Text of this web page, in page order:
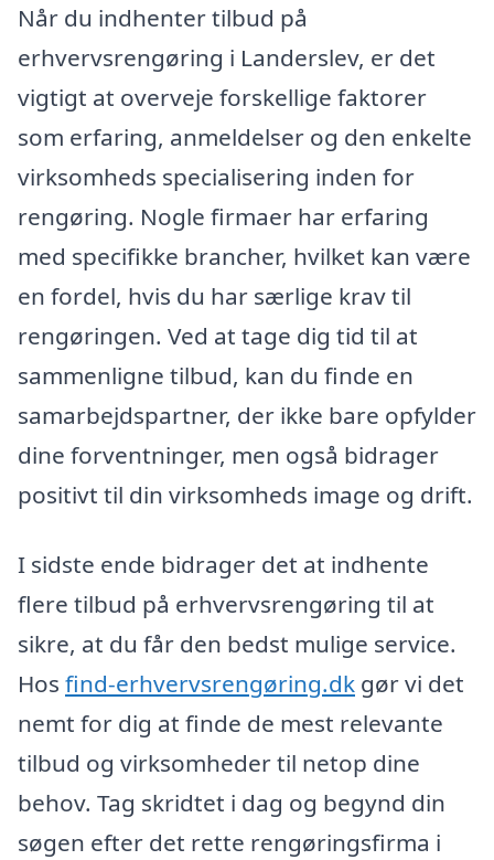
Når du indhenter tilbud på
erhvervsrengøring i Landerslev, er det
vigtigt at overveje forskellige faktorer
som erfaring, anmeldelser og den enkelte
virksomheds specialisering inden for
rengøring. Nogle firmaer har erfaring
med specifikke brancher, hvilket kan være
en fordel, hvis du har særlige krav til
rengøringen. Ved at tage dig tid til at
sammenligne tilbud, kan du finde en
samarbejdspartner, der ikke bare opfylder
dine forventninger, men også bidrager
positivt til din virksomheds image og drift.
I sidste ende bidrager det at indhente
flere tilbud på erhvervsrengøring til at
sikre, at du får den bedst mulige service.
Hos find-erhvervsrengøring.dk gør vi det
nemt for dig at finde de mest relevante
tilbud og virksomheder til netop dine
behov. Tag skridtet i dag og begynd din
søgen efter det rette rengøringsfirma i